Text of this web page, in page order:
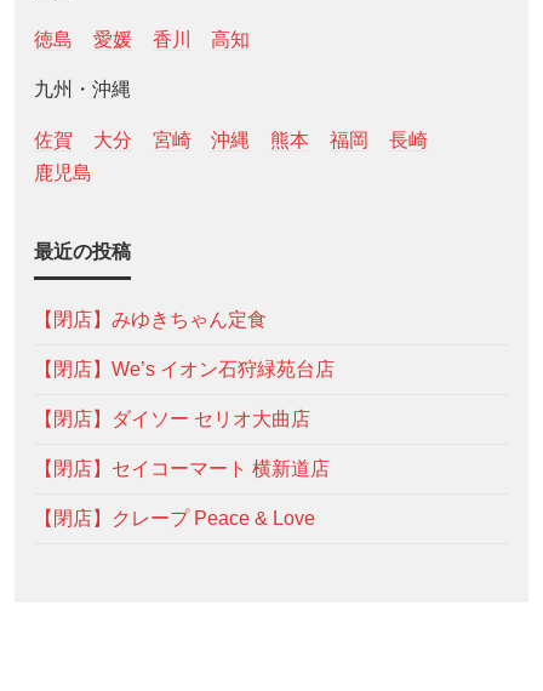
徳島 愛媛 香川 高知
九州・沖縄
佐賀 大分 宮崎 沖縄 熊本 福岡
長崎
鹿児島
最近の投稿
【閉店】みゆきちゃん定食
【閉店】We’s イオン石狩緑苑台店
【閉店】ダイソー セリオ大曲店
【閉店】セイコーマート 横新道店
【閉店】クレープ Peace & Love